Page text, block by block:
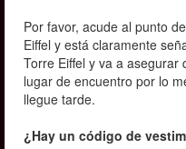
Por favor, acude al punto
Eiffel y está claramente
Torre Eiffel y va a
lugar de encuentro por lo
llegue tarde.
¿Hay un código de